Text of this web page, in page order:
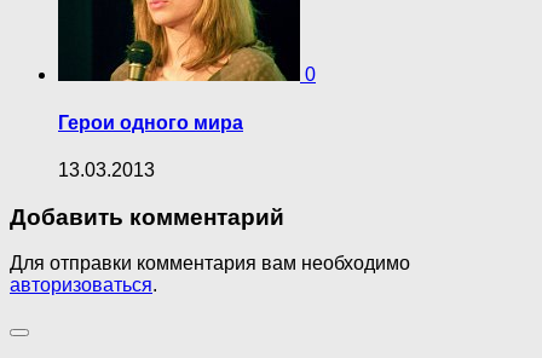
0
Герои одного мира
13.03.2013
Добавить комментарий
Для отправки комментария вам необходимо
авторизоваться.